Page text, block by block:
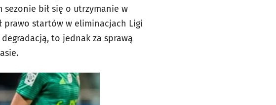
bił się o utrzymanie w
prawo startów w eliminacjach Ligi
to jednak za sprawą